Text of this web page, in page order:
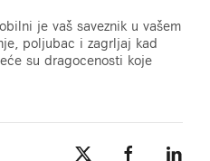
je vaš saveznik u vašem
poljubac i zagrljaj kad
su dragocenosti koje